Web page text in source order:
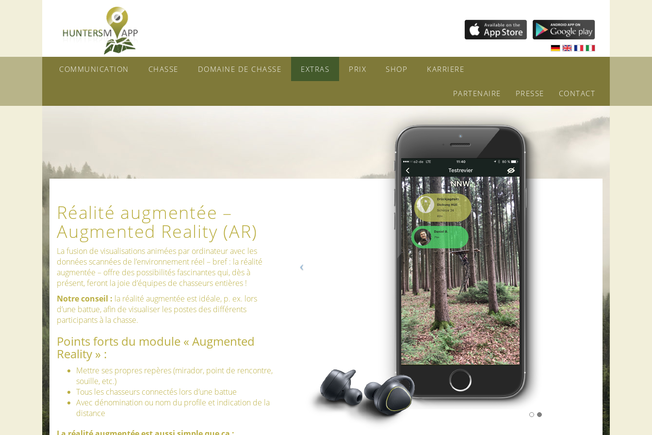
COMMUNICATION CHASSE DOMAINE DE CHASSE EXTRAS PRIX SHOP KARRIERE
PARTENAIRE PRESSE CONTACT
Réalité augmentée –
Augmented Reality (AR)
La fusion de visualisations animées par ordinateur avec les
données scannées de l’environnement réel – bref : la réalité
augmentée – offre des possibilités fascinantes qui, dès à
présent, feront la joie d’équipes de chasseurs entières !
Notre conseil : la réalité augmentée est idéale, p. ex. lors
d’une battue, afin de visualiser les postes des différents
participants à la chasse.
Points forts du module « Augmented
Reality » :
Mettre ses propres repères (mirador, point de rencontre,
souille, etc.)
Tous les chasseurs connectés lors d’une battue
Avec dénomination ou nom du profile et indication de la
distance